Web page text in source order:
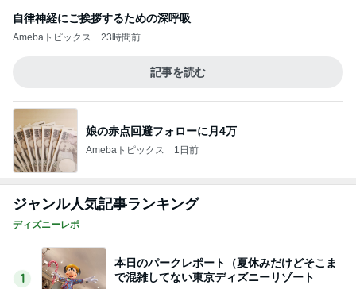
自律神経にご挨拶するための深呼吸
Amebaトピックス 23時間前
記事を読む
娘の赤点回避フォローに月4万
Amebaトピックス 1日前
ジャンル人気記事ランキング
ディズニーレポ
1
本日のパークレポート（夏休みだけどそこま
で混雑してない東京ディズニーリゾート